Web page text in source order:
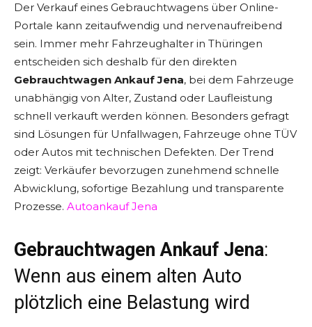
Der Verkauf eines Gebrauchtwagens über Online-
Portale kann zeitaufwendig und nervenaufreibend
sein. Immer mehr Fahrzeughalter in Thüringen
entscheiden sich deshalb für den direkten
Gebrauchtwagen Ankauf Jena, bei dem Fahrzeuge
unabhängig von Alter, Zustand oder Laufleistung
schnell verkauft werden können. Besonders gefragt
sind Lösungen für Unfallwagen, Fahrzeuge ohne TÜV
oder Autos mit technischen Defekten. Der Trend
zeigt: Verkäufer bevorzugen zunehmend schnelle
Abwicklung, sofortige Bezahlung und transparente
Prozesse. Autoankauf Jena
Gebrauchtwagen Ankauf Jena:
Wenn aus einem alten Auto
plötzlich eine Belastung wird